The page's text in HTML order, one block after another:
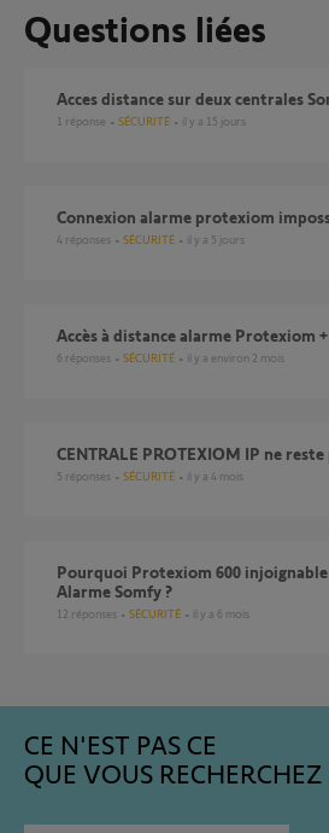
Questions liées
Acces distance sur deux centrales
1 réponse SÉCURITÉ il y a 15 jours
Connexion alarme protexiom
4 réponses SÉCURITÉ il y a 5 jours
Accès à distance alarme Protexiom
6 réponses SÉCURITÉ il y a environ 2 mois
CENTRALE PROTEXIOM IP ne reste
5 réponses SÉCURITÉ il y a 4 mois
Pourquoi Protexiom 600 injoignable par application
Alarme Somfy ?
12 réponses SÉCURITÉ il y a 6 mois
CE N'EST PAS CE
QUE VOUS RECHERCHEZ